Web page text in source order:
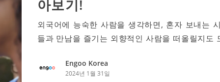
아보기!
외국어에 능숙한 사람을 생각하면, 혼자 보내는
들과 만남을 즐기는 외향적인 사람을 떠올릴지도
Engoo Korea
2024년 1월 31일